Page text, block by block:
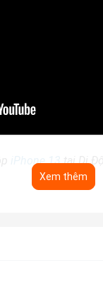
iPhone 13tại Di
(Diamond
Xem thêm